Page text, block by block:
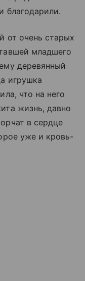
благодарили.
от очень старых
младшего
деревянный
игрушка
что на него
жизнь, давно
в сердце
уже и кровь-